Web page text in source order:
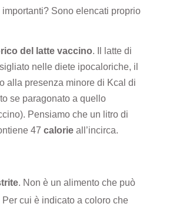
Sono elencati proprio
del latte vaccino. Il latte di
nelle diete ipocaloriche, il
alla presenza minore di Kcal di
se paragonato a quello
Pensiamo che un litro di
47 calorie all’incirca.
. Non è un alimento che può
cui è indicato a coloro che